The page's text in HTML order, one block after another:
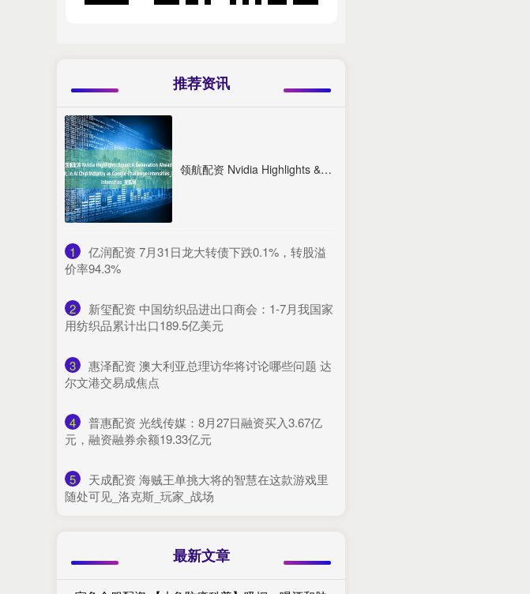
推荐资讯
领航配资 Nvidia Highlights &quot;A Generation Ahead&quot; in AI Chip Industry as Google Challenge Intensifies_搜狐网
1
​亿润配资 7月31日龙大转债下跌0.1%，转股溢
价率94.3%
2
​新玺配资 中国纺织品进出口商会：1-7月我国家
用纺织品累计出口189.5亿美元
3
​惠泽配资 澳大利亚总理访华将讨论哪些问题 达
尔文港交易成焦点
4
​普惠配资 光线传媒：8月27日融资买入3.67亿
元，融资融券余额19.33亿元
5
​天成配资 海贼王单挑大将的智慧在这款游戏里
随处可见_洛克斯_玩家_战场
最新文章